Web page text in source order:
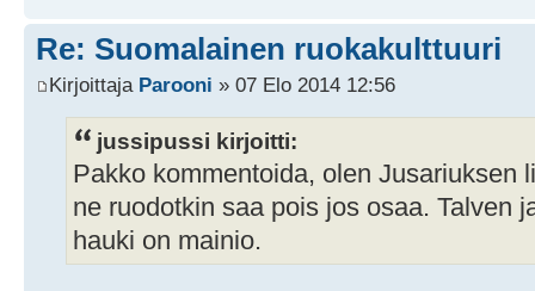
Re: Suomalainen ruokakulttuuri
Kirjoittaja Parooni » 07 Elo 2014 12:56
jussipussi kirjoitti:
Pakko kommentoida, olen Jusariuksen
ne ruodotkin saa pois jos osaa. Talven
hauki on mainio.